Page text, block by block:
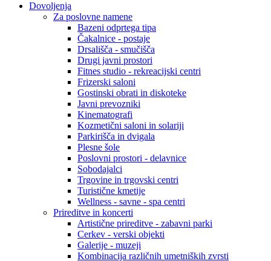
Dovoljenja
Za poslovne namene
Bazeni odprtega tipa
Čakalnice - postaje
Drsališča - smučišča
Drugi javni prostori
Fitnes studio - rekreacijski centri
Frizerski saloni
Gostinski obrati in diskoteke
Javni prevozniki
Kinematografi
Kozmetični saloni in solariji
Parkirišča in dvigala
Plesne šole
Poslovni prostori - delavnice
Sobodajalci
Trgovine in trgovski centri
Turistične kmetije
Wellness - savne - spa centri
Prireditve in koncerti
Artistične prireditve - zabavni parki
Cerkev - verski objekti
Galerije - muzeji
Kombinacija različnih umetniških zvrsti